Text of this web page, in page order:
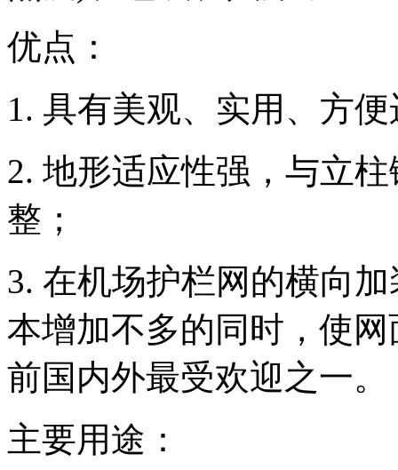
优点：
1. 具有美观、实用、方
2. 地形适应性强，与立
整；
3. 在机场护栏网的横向
本增加不多的同时，使
前国内外最受欢迎之一。
主要用途：